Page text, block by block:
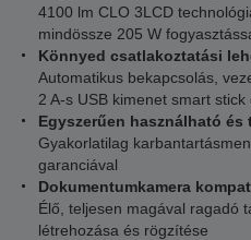
4100 lm CLO 3LCD
mindössze 205 W
Könnyed csatlakoztatási
Automatikus bekapcsolás,
2 A-s USB kimenet smart stick
Egyszerűen használható és
Gyakorlatilag
garanciával
Dokumentumkamera
Élő, teljesen magával ragadó
létrehozása és rögzítése